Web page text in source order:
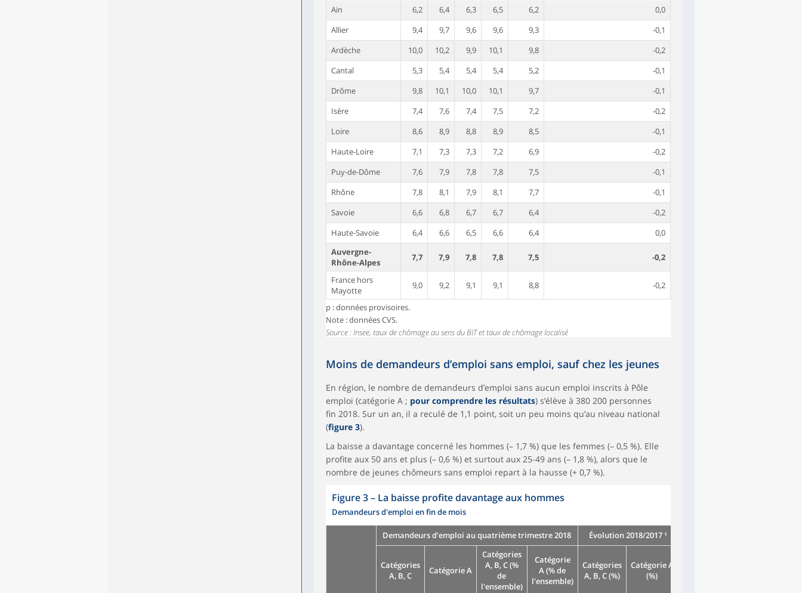
Ain
6,2 6,4 6,3 6,5 6,2
0,0
Allier
9,4 9,7 9,6 9,6 9,3
-0,1
Ardèche
10,0 10,2 9,9 10,1 9,8
-0,2
Cantal
5,3 5,4 5,4 5,4 5,2
-0,1
Drôme
9,8 10,1 10,0 10,1 9,7
-0,1
Isère
7,4 7,6 7,4 7,5 7,2
-0,2
Loire
8,6 8,9 8,8 8,9 8,5
-0,1
Haute-Loire
7,1 7,3 7,3 7,2 6,9
-0,2
Puy-de-Dôme
7,6 7,9 7,8 7,8 7,5
-0,1
Rhône
7,8 8,1 7,9 8,1 7,7
-0,1
Savoie
6,6 6,8 6,7 6,7 6,4
-0,2
Haute-Savoie
6,4 6,6 6,5 6,6 6,4
0,0
Auvergne-
Rhône-Alpes
7,7 7,9 7,8 7,8 7,5 -0,2
France hors
Mayotte
9,0 9,2 9,1 9,1 8,8 -0,2
p : données provisoires.
Note : données CVS.
Source : Insee, taux de chômage au sens du BIT et taux de chômage localisé
Moins de demandeurs d’emploi sans emploi, sauf chez les jeunes
En région, le nombre de demandeurs d’emploi sans aucun emploi inscrits à Pôle
emploi (catégorie A ; pour comprendre les résultats) s’élève à 380 200 personnes
fin 2018. Sur un an, il a reculé de 1,1 point, soit un peu moins qu’au niveau national
(figure 3).
La baisse a davantage concerné les hommes (– 1,7 %) que les femmes (– 0,5 %). Elle
profite aux 50 ans et plus (– 0,6 %) et surtout aux 25-49 ans (– 1,8 %), alors que le
nombre de jeunes chômeurs sans emploi repart à la hausse (+ 0,7 %).
Figure 3– La baisse profite davantage aux hommes
Demandeurs d'emploi en fin de mois
Demandeurs d'emploi au quatrième trimestre 2018 Évolution 2018/2017 ¹
Catégories
A, B, C
Catégorie A
Catégories
A, B, C (%
de
l'ensemble)
Catégorie
A (% de
l'ensemble)
Catégories
A, B, C (%)
Catégorie A
(%)